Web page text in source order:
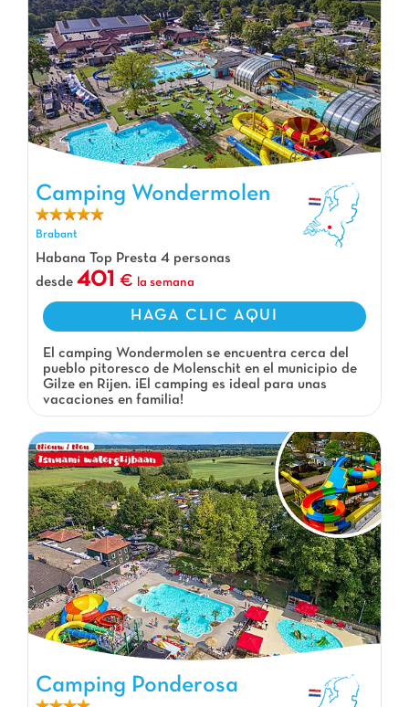
Camping Wondermolen, Camping Brabant
Camping Wondermolen
Brabant
Habana Top Presta 4 personas
desde 401 la semana
HAGA CLIC AQUI
El camping Wondermolen se encuentra cerca del
pueblo pitoresco de Molenschit en el municipio de
Gilze en Rijen. ¡El camping es ideal para unas
vacaciones en familia!
Camping Ponderosa